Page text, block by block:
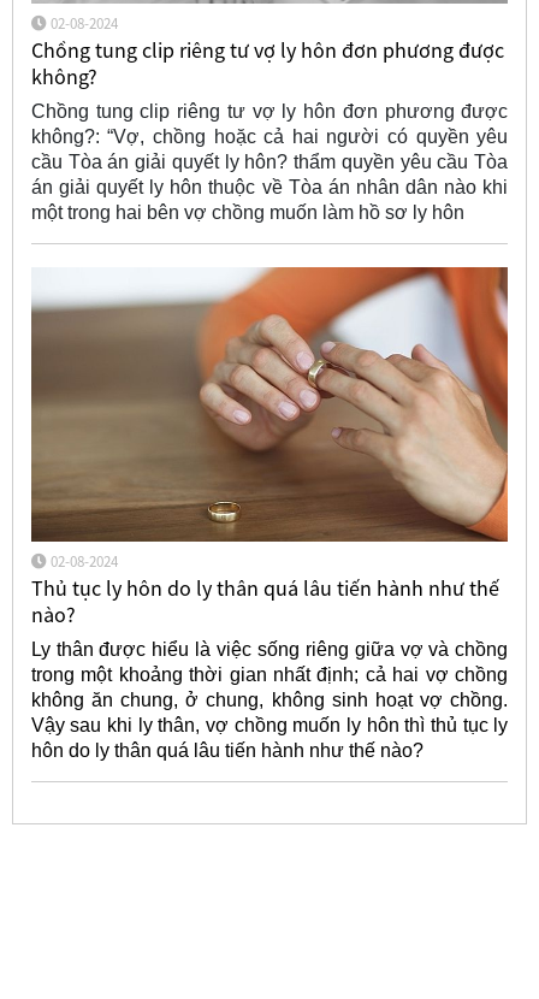
02-08-2024
Chồng tung clip riêng tư vợ ly hôn đơn phương được
không?
Chồng tung clip riêng tư vợ ly hôn đơn phương được
không?: “Vợ, chồng hoặc cả hai người có quyền yêu
cầu Tòa án giải quyết ly hôn? thẩm quyền yêu cầu Tòa
án giải quyết ly hôn thuộc về Tòa án nhân dân nào khi
một trong hai bên vợ chồng muốn làm hồ sơ ly hôn
02-08-2024
Thủ tục ly hôn do ly thân quá lâu tiến hành như thế
nào?
Ly thân được hiểu là việc sống riêng giữa vợ và chồng
trong một khoảng thời gian nhất định; cả hai vợ chồng
không ăn chung, ở chung, không sinh hoạt vợ chồng.
Vậy sau khi ly thân, vợ chồng muốn ly hôn thì thủ tục ly
hôn do ly thân quá lâu tiến hành như thế nào?